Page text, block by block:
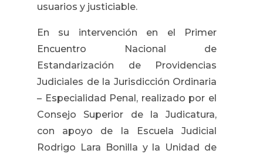
usuarios y justiciable.
En su intervención en el Primer
Encuentro Nacional de
Estandarización de Providencias
Judiciales de la Jurisdicción Ordinaria
– Especialidad Penal, realizado por el
Consejo Superior de la Judicatura,
con apoyo de la Escuela Judicial
Rodrigo Lara Bonilla y la Unidad de